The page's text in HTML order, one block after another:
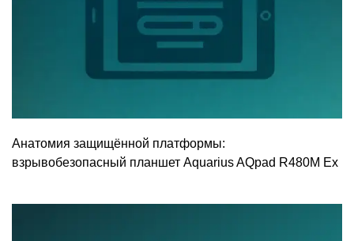
Анатомия защищённой платформы:
взрывобезопасный планшет Aquarius AQpad R480M Ex